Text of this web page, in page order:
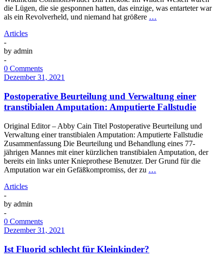
die Lügen, die sie gesponnen hatten, das einzige, was entarteter war
als ein Revolverheld, und niemand hat größere …
Articles
-
by admin
-
0 Comments
Dezember 31, 2021
Postoperative Beurteilung und Verwaltung einer
transtibialen Amputation: Amputierte Fallstudie
Original Editor – Abby Cain Titel Postoperative Beurteilung und
Verwaltung einer transtibialen Amputation: Amputierte Fallstudie
Zusammenfassung Die Beurteilung und Behandlung eines 77-
jährigen Mannes mit einer kürzlichen transtibialen Amputation, der
bereits ein links unter Knieprothese Benutzer. Der Grund für die
Amputation war ein Gefäßkompromiss, der zu …
Articles
-
by admin
-
0 Comments
Dezember 31, 2021
Ist Fluorid schlecht für Kleinkinder?